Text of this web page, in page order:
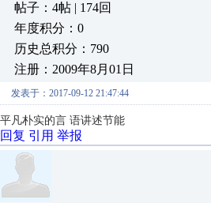
帖子：4帖 | 174回
年度积分：0
历史总积分：790
注册：2009年8月01日
发表于：2017-09-12 21:47:44
平凡朴实的言 语讲述节能
回复 引用 举报